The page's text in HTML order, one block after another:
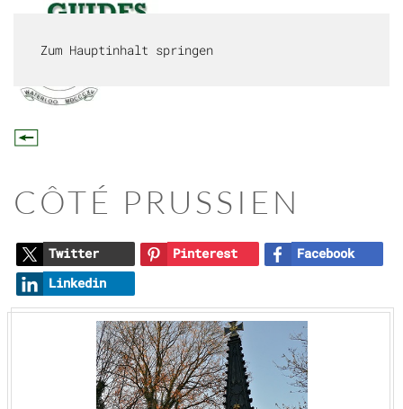
Zum Hauptinhalt springen
CÔTÉ PRUSSIEN
Twitter Pinterest
Facebook
Linkedin